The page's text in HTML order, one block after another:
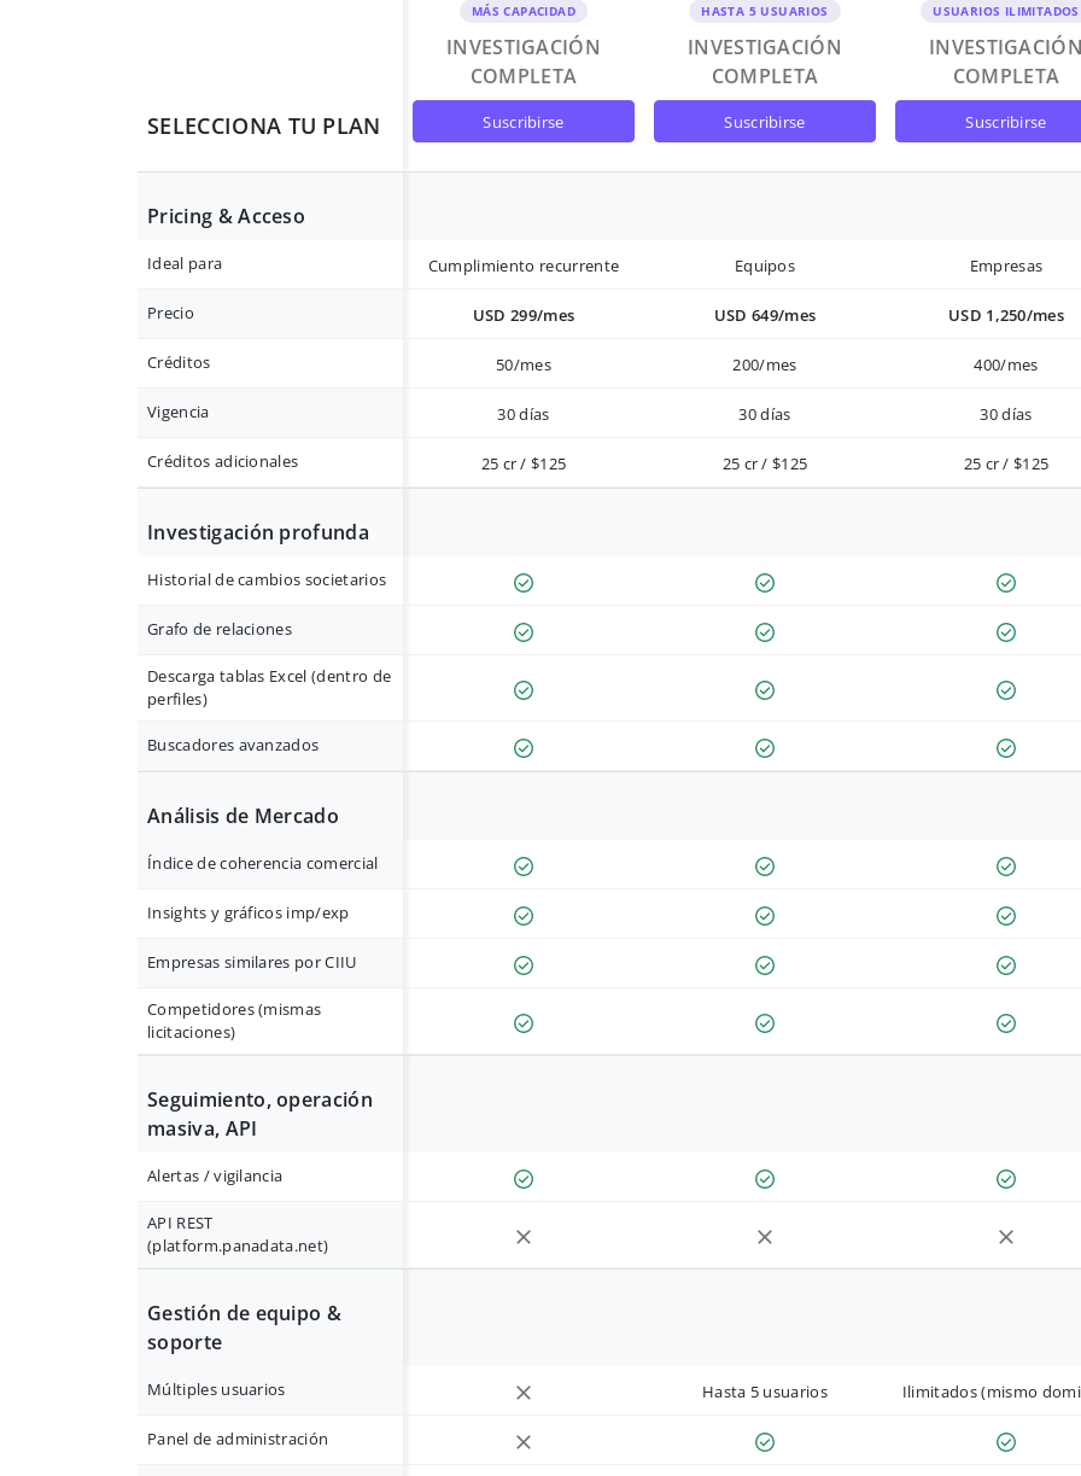
SELECCIONA TU PLAN
MÁS CAPACIDAD
INVESTIGACIÓN
COMPLETA
suscribirse
HASTA 5 USUARIOS
INVESTIGACIÓN
COMPLETA
suscribirse
USUARIOS ILIMITADOS
COMPLETA
suscribirse
Pricing & Acceso
Ideal para Cumplimiento recurrente Equipos Empresas
Precio USD 299/mes USD 649/mes USD 1,250/mes
Créditos 50/mes 200/mes 400/mes
Vigencia 30 días 30 días 30 días
Créditos adicionales 25 cr / $125 25 cr / $125 25 cr / $125
Investigación profunda
Historial de cambios societarios
Grafo de relaciones
Descarga tablas Excel (dentro de
perfiles)
Buscadores avanzados
Análisis de Mercado
Índice de coherencia comercial
Insights y gráficos imp/exp
Empresas similares por CIIU
Competidores (mismas
licitaciones)
Seguimiento, operación
masiva, API
Alertas / vigilancia
API REST
(platform.panadata.net)
Gestión de equipo &
soporte
Múltiples usuarios Hasta 5 usuarios Ilimitados (mismo
Panel de administración